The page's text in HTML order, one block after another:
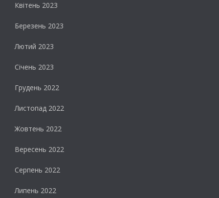
Квітень 2023
Березень 2023
Лютий 2023
Січень 2023
Грудень 2022
Листопад 2022
Жовтень 2022
Вересень 2022
Серпень 2022
Липень 2022